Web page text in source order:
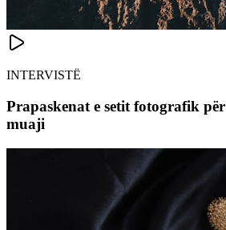
INTERVISTË
Prapaskenat e setit fotografik
muaji